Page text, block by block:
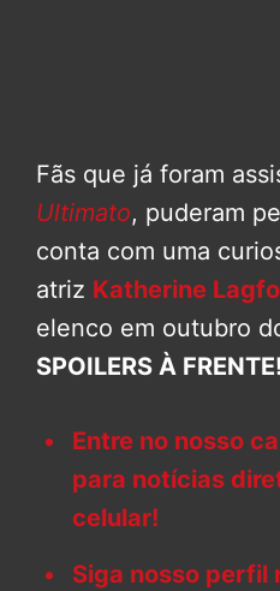
Fãs que já foram
Ultimato, puderam
conta com uma
atriz Katherine
elenco em outubro
SPOILERS À FRENTE!
Entre no nosso
para notícias
celular!
Siga nosso perfil